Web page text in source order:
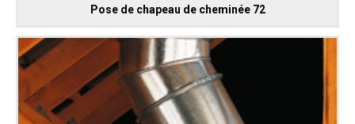
Pose de chapeau de cheminée 72